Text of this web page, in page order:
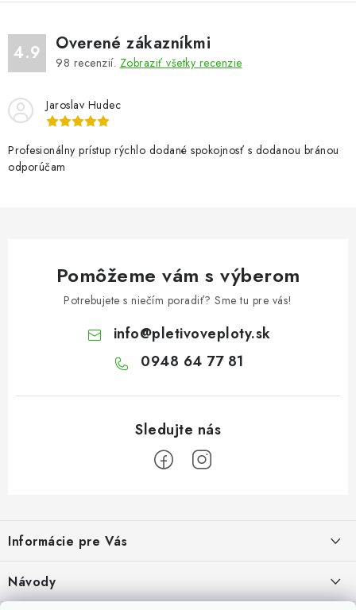
4.9 Overené zákazníkmi
98 recenzií. Zobraziť všetky recenzie
Jaroslav Hudec
Profesionálny prístup rýchlo dodané spokojnosť s dodanou bránou
odporúčam
Pomôžeme vám s výberom
Potrebujete s niečím poradiť? Sme tu pre vás!
info@pletivoveploty.sk
0948 64 77 81
p
ä
t
Informácie pre Vás
Recenzie na Heureke
Návody